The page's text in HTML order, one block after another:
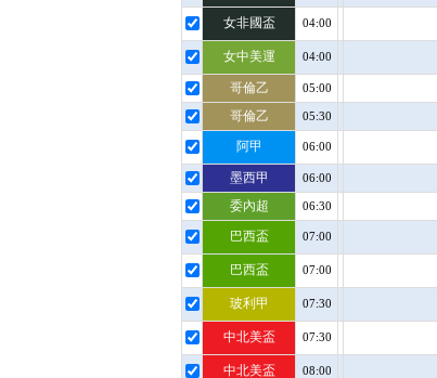
女非國盃 04:00
女中美運 04:00
哥倫乙 05:00
哥倫乙
05:30
阿甲
06:00
墨西甲 06:00
委內超
06:30
巴西盃
07:00
巴西盃 07:00
玻利甲 07:30
中北美盃 07:30
中北美盃 08:00